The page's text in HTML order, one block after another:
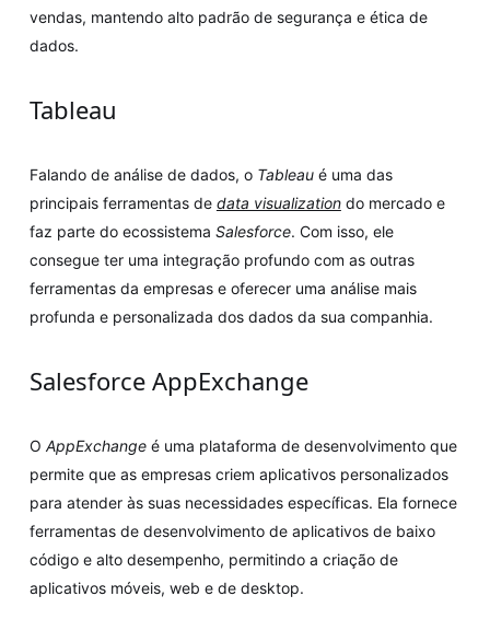
vendas, mantendo alto padrão de segurança e ética de
dados.
Tableau
Falando de análise de dados, o Tableau é uma das
principais ferramentas de data visualizationdo mercado e
faz parte do ecossistema Salesforce. Com isso, ele
consegue ter uma integração profundo com as outras
ferramentas da empresas e oferecer uma análise mais
profunda e personalizada dos dados da sua companhia.
Salesforce AppExchange
O AppExchange é uma plataforma de desenvolvimento que
permite que as empresas criem aplicativos personalizados
para atender às suas necessidades específicas. Ela fornece
ferramentas de desenvolvimento de aplicativos de baixo
código e alto desempenho, permitindo a criação de
aplicativos móveis, web e de desktop.